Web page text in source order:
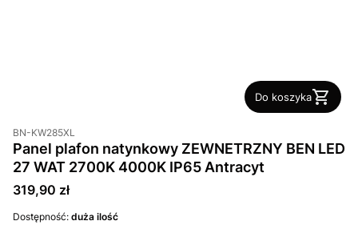
Do koszyka
BN-KW285XL
Panel plafon natynkowy ZEWNETRZNY BEN LED
27 WAT 2700K 4000K IP65 Antracyt
Cena
319,90 zł
Dostępność: duża ilość